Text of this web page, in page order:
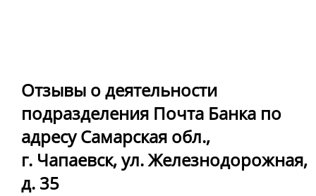
Отзывы о деятельности
подразделения Почта Банка по
адресу Самарская обл.,
г. Чапаевск, ул. Железнодорожная,
д. 35